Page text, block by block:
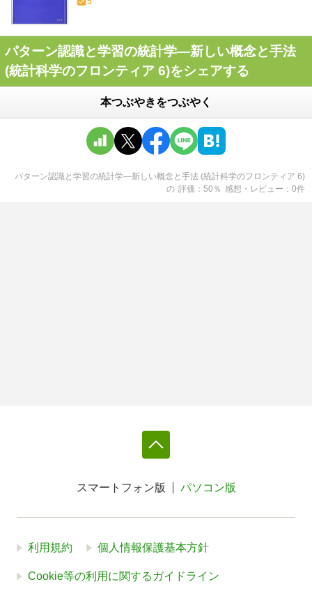
パターン認識と学習の統計学―新しい概念と手法
(統計科学のフロンティア 6)をシェアする
本つぶやきをつぶやく
パターン認識と学習の統計学―新しい概念と手法 (統計科学のフロンティア 6)
の 評価 50 ％ 感想・レビュー 0件
スマートフォン版 パソコン版
利用規約 個人情報保護基本方針
Cookie等の利用に関するガイドライン